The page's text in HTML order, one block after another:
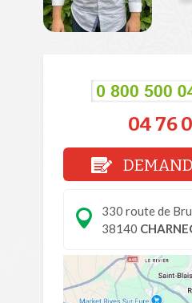
04 76
330 route de
38140